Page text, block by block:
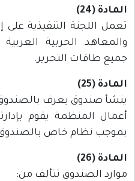
المادة (24)
تعمل اللجنة التنفيذية على
والمعاهد الحربية
جميع طاقات التحرير.
المادة (25)
ينشأ صندوق يعرف
أعمال المنظمة يقوم
بموجب نظام خاص
المادة (26)
موارد الصندوق تتألف من: